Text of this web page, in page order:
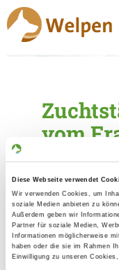
Diese Webseite verwendet
Wir verwenden Cookies, um
soziale Medien anbieten zu
Außerdem geben wir
Partner für soziale Medien,
Informationen möglicherweise
haben oder die sie im Rahmen
Einwilligung zu unseren
vom
Eleveur
Frank Goldlust
Landsberger
12623 Berlin